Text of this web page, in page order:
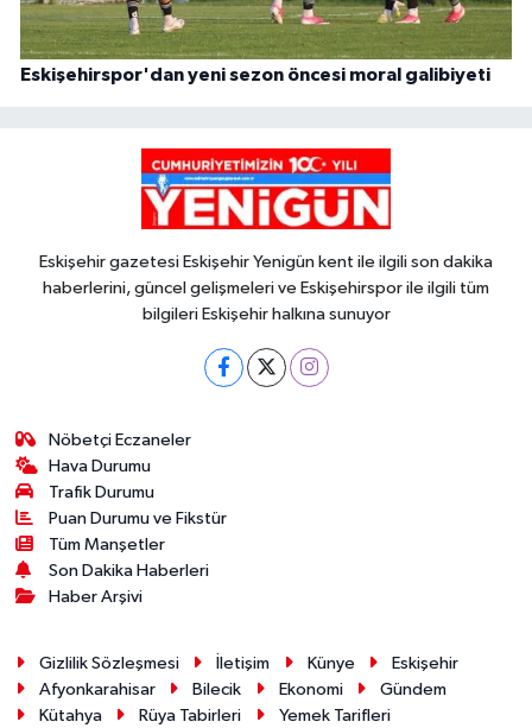
Eskişehirspor'dan yeni sezon öncesi moral galibiyeti
Eskişehir gazetesi Eskişehir Yenigün kent ile ilgili son dakika
haberlerini, güncel gelişmeleri ve Eskişehirspor ile ilgili tüm
bilgileri Eskişehir halkına sunuyor
Nöbetçi Eczaneler
Hava Durumu
Trafik Durumu
Puan Durumu ve Fikstür
Tüm Manşetler
Son Dakika Haberleri
Haber Arşivi
Gizlilik Sözleşmesi İletişim Künye
Eskişehir
Afyonkarahisar
Bilecik Ekonomi
Gündem
Kütahya
Rüya Tabirleri Yemek Tarifleri